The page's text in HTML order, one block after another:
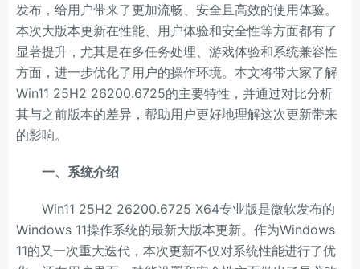
发布，给用户带来了更加流畅、安全且高效的使用体验。
本次大版本更新在性能、用户体验和安全性等方面都有了
显著提升，尤其是在多任务处理、游戏体验和系统兼容性
方面，进一步优化了用户的操作环境。本文将带大家了解
Win11 25H2 26200.6725的主要特性，并通过对比分析
其与之前版本的差异，帮助用户更好地理解这次更新带来
的影响。
一、系统介绍
Win11 25H2 26200.6725 X64专业版是微软发布的
Windows 11操作系统的最新大版本更新。作为Windows
11的又一次重大迭代，本次更新不仅对系统性能进行了优